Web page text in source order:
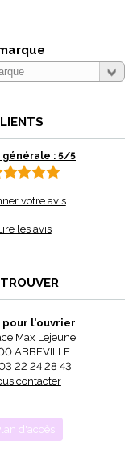
générale : 5/5
votre avis
les avis
pour l'ouvrier
Max Lejeune
ABBEVILLE
22 24 28 43
contacter
d'accès